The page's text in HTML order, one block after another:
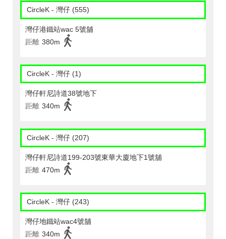
CircleK - 灣仔 (555)
灣仔港鐵站wac 5號舖
距離 380m
CircleK - 灣仔 (1)
灣仔軒尼詩道38號地下
距離 340m
CircleK - 灣仔 (207)
灣仔軒尼詩道199-203號東華大廈地下1號舖
距離 470m
CircleK - 灣仔 (243)
灣仔地鐵站wac4號舖
距離 340m